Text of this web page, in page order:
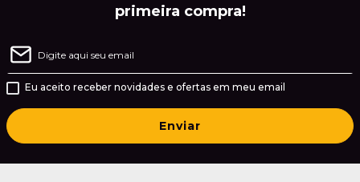
primeira compra!
Eu aceito receber novidades e ofertas em meu email
Enviar